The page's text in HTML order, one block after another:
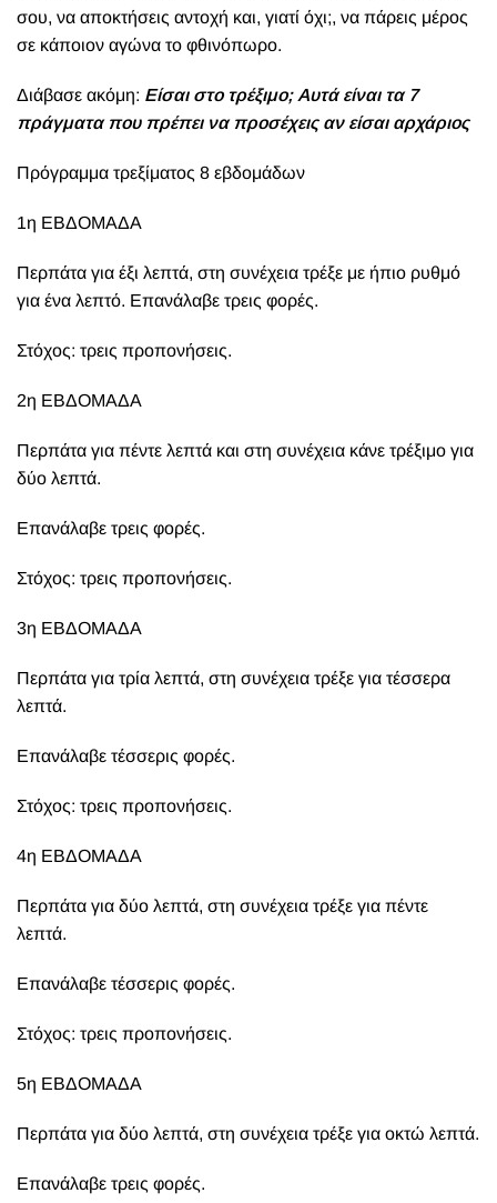
σου, να αποκτήσεις αντοχή και, γιατί όχι;, να πάρεις μέρος
σε κάποιον αγώνα το φθινόπωρο.
Διάβασε ακόμη: Είσαι στο τρέξιμο; Αυτά είναι τα 7
πράγματα που πρέπει να προσέχεις αν είσαι αρχάριος
Πρόγραμμα τρεξίματος 8 εβδομάδων
1η ΕΒΔΟΜΑΔΑ
Περπάτα για έξι λεπτά, στη συνέχεια τρέξε με ήπιο ρυθμό
για ένα λεπτό. Επανάλαβε τρεις φορές.
Στόχος: τρεις προπονήσεις.
2η ΕΒΔΟΜΑΔΑ
Περπάτα για πέντε λεπτά και στη συνέχεια κάνε τρέξιμο για
δύο λεπτά.
Επανάλαβε τρεις φορές.
Στόχος: τρεις προπονήσεις.
3η ΕΒΔΟΜΑΔΑ
Περπάτα για τρία λεπτά, στη συνέχεια τρέξε για τέσσερα
λεπτά.
Επανάλαβε τέσσερις φορές.
Στόχος: τρεις προπονήσεις.
4η ΕΒΔΟΜΑΔΑ
Περπάτα για δύο λεπτά, στη συνέχεια τρέξε για πέντε
λεπτά.
Επανάλαβε τέσσερις φορές.
Στόχος: τρεις προπονήσεις.
5η ΕΒΔΟΜΑΔΑ
Περπάτα για δύο λεπτά, στη συνέχεια τρέξε για οκτώ λεπτά.
Επανάλαβε τρεις φορές.